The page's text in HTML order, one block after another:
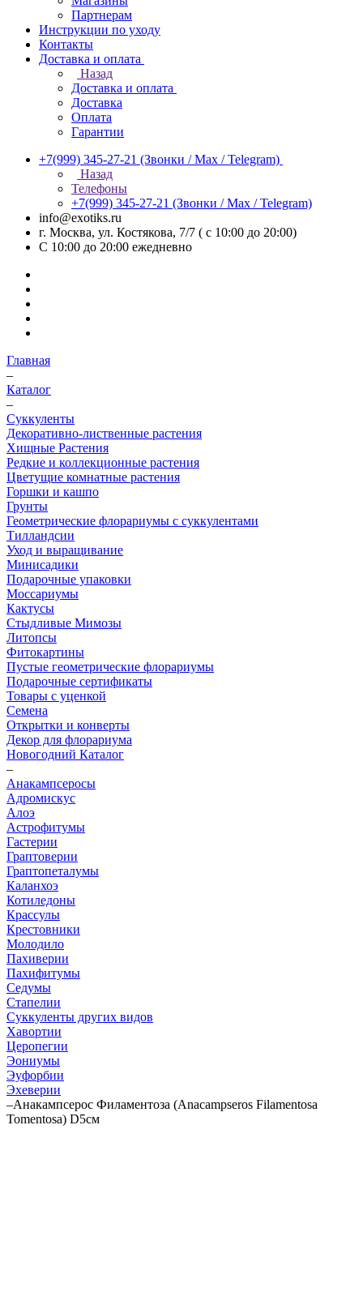
Партнерам
Инструкции по уходу
Контакты
Доставка и оплата
Назад
Доставка и оплата
Доставка
Оплата
Гарантии
+7(999) 345-27-21 (Звонки / Max / Telegram)
Назад
Телефоны
+7(999) 345-27-21 (Звонки / Max / Telegram)
info@exotiks.ru
г. Москва, ул. Костякова, 7/7 ( с 10:00 до 20:00)
С 10:00 до 20:00 ежедневно
Главная
–
Каталог
–
Суккуленты
Декоративно-лиственные растения
Хищные Растения
Редкие и коллекционные растения
Цветущие комнатные растения
Горшки и кашпо
Грунты
Геометрические флорариумы с суккулентами
Тилландсии
Уход и выращивание
Минисадики
Подарочные упаковки
Моссариумы
Кактусы
Стыдливые Мимозы
Литопсы
Фитокартины
Пустые геометрические флорариумы
Подарочные сертификаты
Товары с уценкой
Семена
Открытки и конверты
Декор для флорариума
Новогодний Каталог
–
Анакампсеросы
Адромискус
Алоэ
Астрофитумы
Гастерии
Граптоверии
Граптопеталумы
Каланхоэ
Котиледоны
Крассулы
Крестовники
Молодило
Пахиверии
Пахифитумы
Седумы
Стапелии
Суккуленты других видов
Хавортии
Церопегии
Эониумы
Эуфорбии
Эхеверии
–Анакампсерос Филаментоза (Anacampseros Filamentosa
Tomentosa) D5см